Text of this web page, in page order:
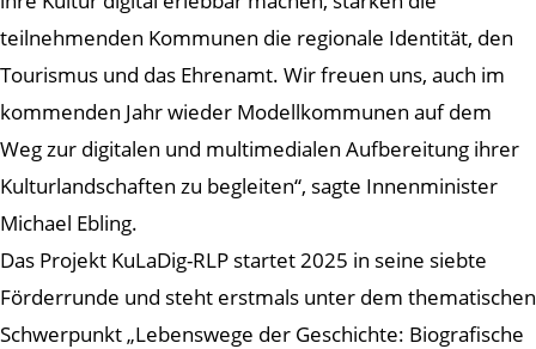
teilnehmenden Kommunen die regionale Identität, den
Tourismus und das Ehrenamt. Wir freuen uns, auch im
kommenden Jahr wieder Modellkommunen auf dem
Weg zur digitalen und multimedialen Aufbereitung ihrer
Kulturlandschaften zu begleiten“, sagte Innenminister
Michael Ebling.
Das Projekt KuLaDig-RLP startet 2025 in seine siebte
Förderrunde und steht erstmals unter dem thematischen
Schwerpunkt „Lebenswege der Geschichte: Biografische